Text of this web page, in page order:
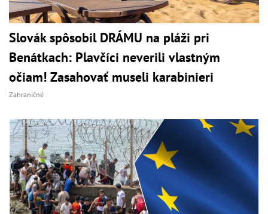
Slovák spôsobil DRÁMU na pláži pri
Benátkach: Plavčíci neverili vlastným
očiam! Zasahovať museli karabinieri
Zahraničné